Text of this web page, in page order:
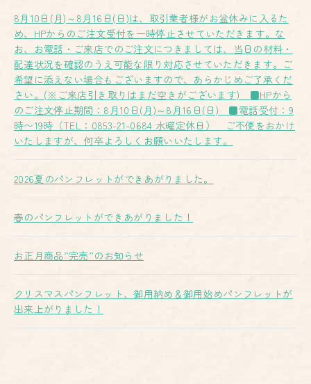
8月10日(月)～8月16日(日)は、取引業者様がお盆休みに入るた
め、HPからのご注文受付を一時停止させていただきます。な
お、お電話・ご来店でのご注文につきましては、当日の材料・
配達状況を確認のうえ可能な限り対応させていただきます。ご
希望に添えない場合もございますので、あらかじめご了承くだ
さい。(※ご来店引き取りはまだ空きがございます) ■HPから
のご注文停止期間：8月10日(月)～8月16日(日) ■電話受付：9
時〜19時（TEL：0853-21-0684 水曜定休日） ご不便をおかけ
いたしますが、何卒よろしくお願いいたします。
2026夏のパンフレットができあがりました。
春のパンフレットができあがりました！
お正月商品”完売”のお知らせ
クリスマスパンフレット、御用納め＆御用始めパンフレットが
出来上がりました！